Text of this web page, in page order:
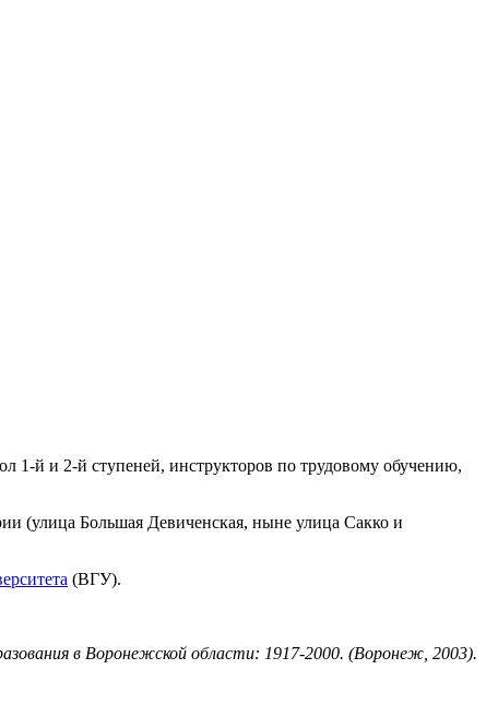
1-й и 2-й ступеней, инструкторов по трудовому обучению,
(улица Большая Девиченская, ныне улица Сакко и
(ВГУ).
в Воронежской области: 1917-2000. (Воронеж, 2003).